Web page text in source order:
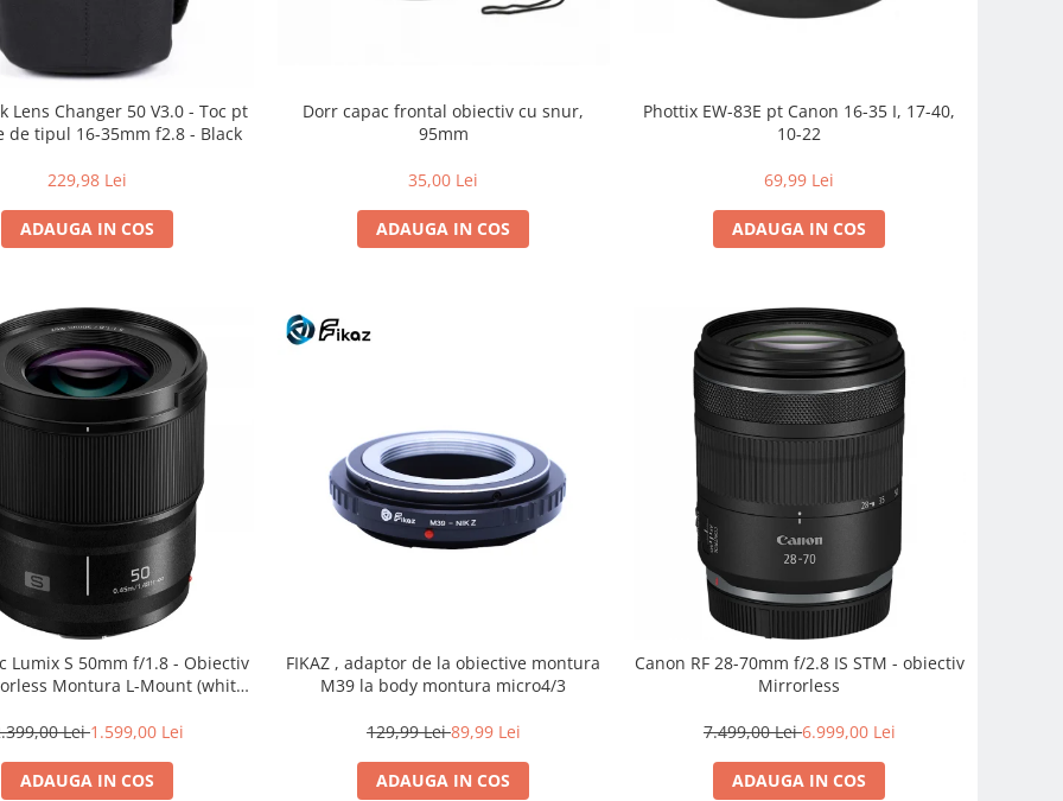
Lens Changer 50 V3.0 - Toc pt
de tipul 16-35mm f2.8 - Black
229,98 Lei
ADAUGA IN COS
Dorr capac frontal obiectiv cu snur,
95mm
35,00 Lei
ADAUGA IN COS
Phottix EW-83E pt Canon 16-35 I, 17-40,
10-22
69,99 Lei
ADAUGA IN COS
Lumix S 50mm f/1.8 - Obiectiv
Montura L-Mount (white
Lei1.599,00 Lei
ADAUGA IN COS
FIKAZ , adaptor de la obiective montura
M39 la body montura micro4/3
129,99 Lei89,99 Lei
ADAUGA IN COS
Canon RF 28-70mm f/2.8 IS STM - obiectiv
Mirrorless
7.499,00 Lei6.999,00 Lei
ADAUGA IN COS